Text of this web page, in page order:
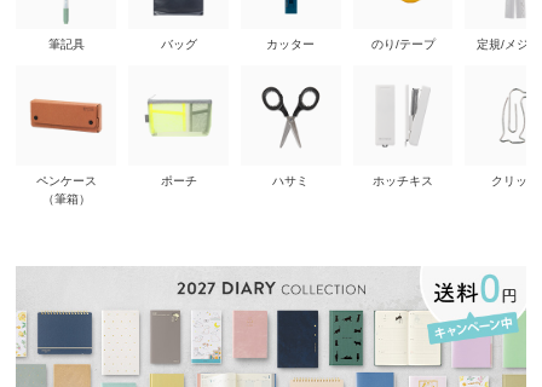
筆記具
ペンケース
（筆箱）
バッグ
ポーチ
カッター
ハサミ
のり/テープ
ホッチキス
定規/メジ
クリップ